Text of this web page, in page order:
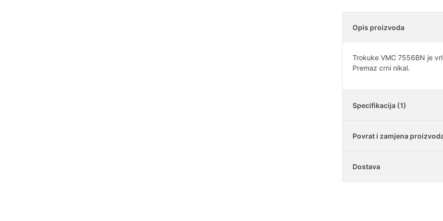
Opis proizvoda
Trokuke VMC 7556BN je
Premaz crni nikal.
Specifikacija (1)
Povrat i zamjena
Dostava